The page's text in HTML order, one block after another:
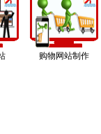
购物网站制作